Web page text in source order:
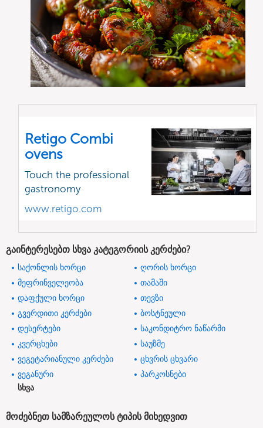
Retigo Combi
ovens
Touch the professional
gastronomy
www.retigo.com
გაინტერესებთ სხვა კატეგორიის კერძები?
საქონლის ხორცი
ღორის ხორცი
მეფრინველეობა
თამაში
დაფქული ხორცი
თევზი
გვერდითი კერძები
ბოსტნეული
დესერტები
საკონდიტრო ნაწარმი
კვერცხები
საუზმე
ვეგეტარიანული კერძები
ცხვრის ცხვარი
ვეგანური
პარკოსნები
სხვა
მოძებნეთ სამზარეულოს ტიპის მიხედვით